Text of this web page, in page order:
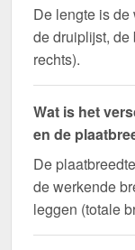
De lengte is
de druiplijst,
rechts).
Wat is het
en de
De
de werkende
leggen (totale